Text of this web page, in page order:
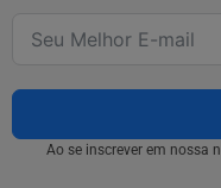
Ao se inscrever em nossa